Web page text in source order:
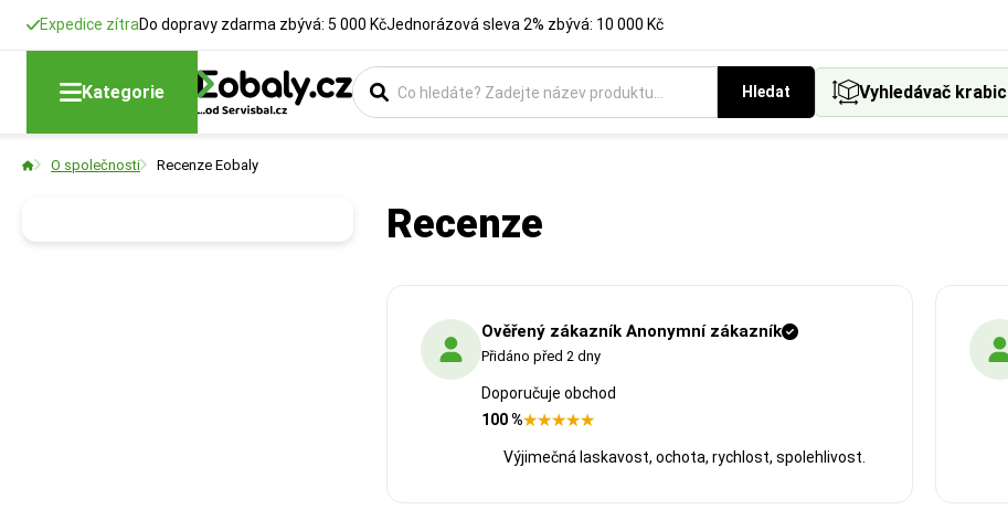
Expedice zítraDo dopravy zdarma zbývá: 5 000 KčJednorázová sleva 2% zbývá: 10 000 Kč
Kategorie Hledat Vyhledávač krabic
O společnosti Recenze Eobaly
Recenze
Ověřený zákazník Anonymní zákazník
Přidáno před 2 dny
Doporučuje obchod
100 %
Výjimečná laskavost, ochota, rychlost, spolehlivost.